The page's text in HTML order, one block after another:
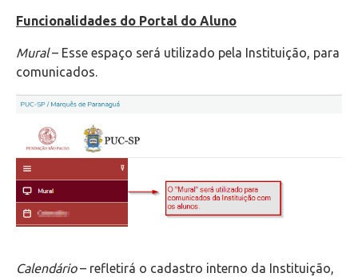
Funcionalidades do Portal do Aluno
Mural– Esse espaço será utilizado pela Instituição, para
comunicados.
Calendário– refletirá o cadastro interno da Instituição,